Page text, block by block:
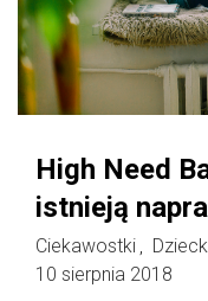
High Need
istnieją
Ciekawostki
10 sierpnia 2018